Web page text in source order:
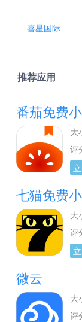
喜星国际
推荐应用
番茄免费
大
评
七猫免费
大
评
微云
大
评